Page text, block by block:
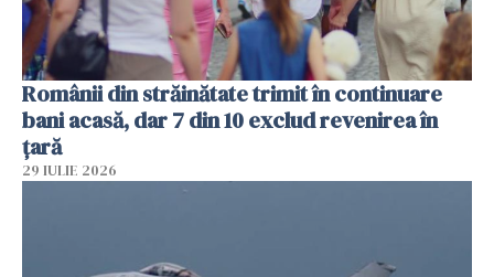
Românii din străinătate trimit în continuare
bani acasă, dar 7 din 10 exclud revenirea în
țară
29 IULIE 2026